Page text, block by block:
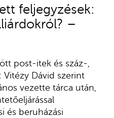
feljegyzések:
–
post-itek és száz-,
Vitézy Dávid szerint
vezette tárca után,
és beruházási